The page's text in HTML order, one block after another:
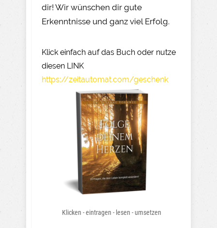
dir! Wir wünschen dir gute
Erkenntnisse und ganz viel Erfolg.
Klick einfach auf das Buch oder nutze
diesen LINK
https://zeitautomat.com/geschenk
Klicken - eintragen - lesen - umsetzen